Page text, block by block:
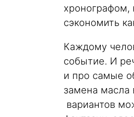
сэкономить
Каждому
событие. И
и про самые
замена масла
вариантов